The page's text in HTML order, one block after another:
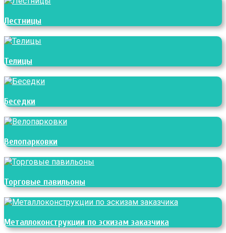
Лестницы
Телицы
Беседки
Велопарковки
Торговые павильоны
Металлоконструкции по эскизам заказчика